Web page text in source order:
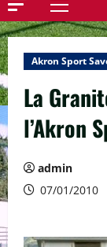
Menu
Akron Sport
La
l’Akron
admin
07/01/2010